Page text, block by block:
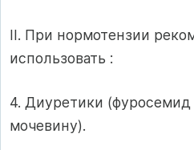
II. При нормотензии
использовать :
4. Диуретики (фуросемид
мочевину).